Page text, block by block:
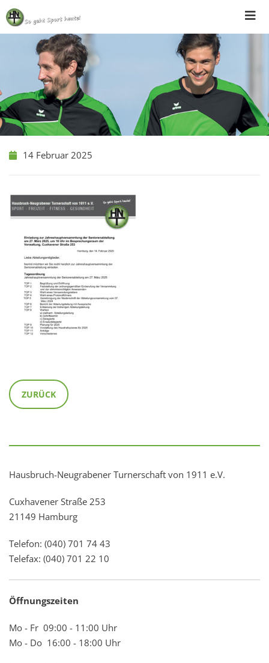
Skip
to
content
14 Februar 2025
ZURÜCK
Hausbruch-Neugrabener Turnerschaft von 1911 e.V.
Cuxhavener Straße 253
21149 Hamburg
Telefon: (040) 701 74 43
Telefax: (040) 701 22 10
Öffnungszeiten
Mo - Fr 09:00 - 11:00 Uhr
Mo - Do 16:00 - 18:00 Uhr